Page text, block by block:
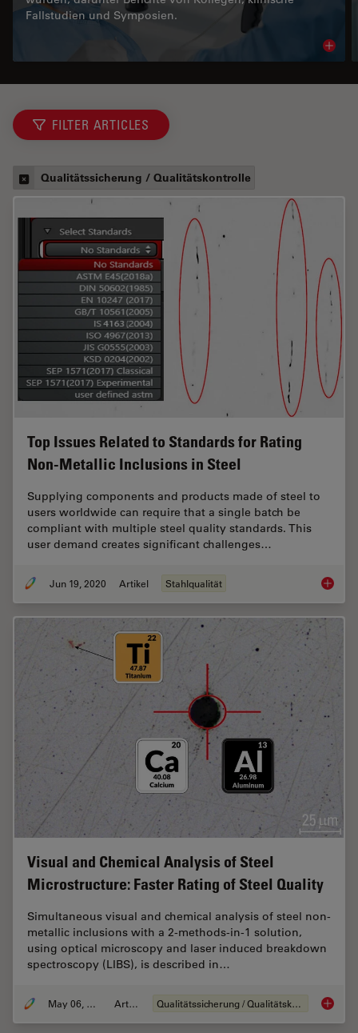
Fallstudien und Symposien.
FILTER ARTICLES
Qualitätssicherung / Qualitätskontrolle
Top Issues Related to Standards for Rating
Non-Metallic Inclusions in Steel
Supplying components and products made of steel to
users worldwide can require that a single batch be
compliant with multiple steel quality standards. This
user demand creates significant challenges…
Jun 19, 2020 Artikel Stahlqualität Top
Visual and Chemical Analysis of Steel
Microstructure: Faster Rating of Steel Quality
Simultaneous visual and chemical analysis of steel non-
metallic inclusions with a 2-methods-in-1 solution,
using optical microscopy and laser induced breakdown
spectroscopy (LIBS), is described in…
May 06, 2020 Artikel Qualitätssicherung / Qualitätskontrolle Visual